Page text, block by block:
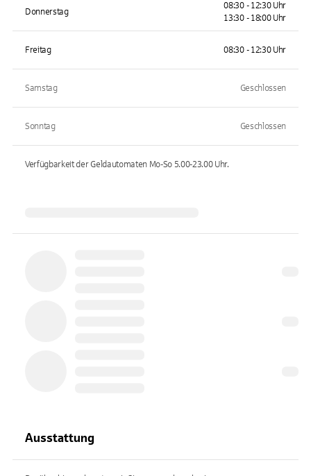
Donnerstag
08:30 - 12:30 Uhr
13:30 - 18:00 Uhr
Freitag 08:30 - 12:30 Uhr
Samstag Geschlossen
Sonntag Geschlossen
Verfügbarkeit der Geldautomaten Mo-So 5.00-23.00Uhr.
Ausstattung